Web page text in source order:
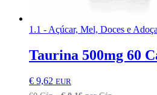
1.1 - Açúcar, Mel, Doces e
Taurina 500mg 60
€ 9,62 EUR